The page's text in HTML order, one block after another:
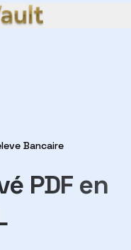
Bancaire
PDF en